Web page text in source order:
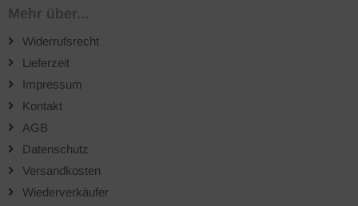
Mehr über...
Widerrufsrecht
Lieferzeit
Impressum
Kontakt
AGB
Datenschutz
Versandkosten
Wiederverkäufer